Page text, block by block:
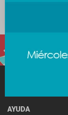
AYUDA